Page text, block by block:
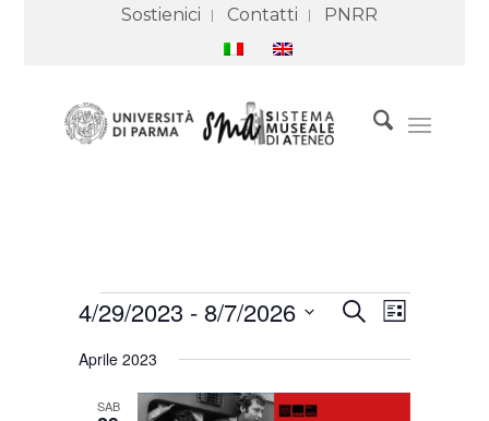
Sostienici Contatti PNRR
Eventi Eventi
Ricerca
Navigazione
CercaEvento
Viste
Lista
4/29/2023 - 8/7/2026
la
data.
Aprile 2023
SAB